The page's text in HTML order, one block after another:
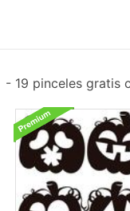
- 19 pinceles gratis